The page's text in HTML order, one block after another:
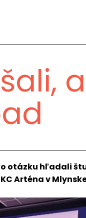
otázku hľadali
Arténa v